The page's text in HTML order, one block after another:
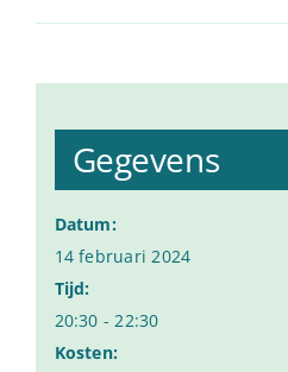
Gegevens
Datum:
14 februari 2024
Tijd:
20:30 - 22:30
Kosten: